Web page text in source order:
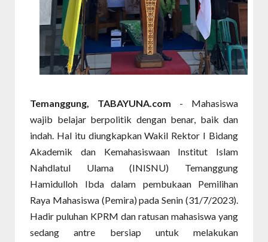
Temanggung, TABAYUNA.com - Mahasiswa
wajib belajar berpolitik dengan benar, baik dan
indah. Hal itu diungkapkan Wakil Rektor I Bidang
Akademik dan Kemahasiswaan Institut Islam
Nahdlatul Ulama (INISNU) Temanggung
Hamidulloh Ibda dalam pembukaan Pemilihan
Raya Mahasiswa (Pemira) pada Senin (31/7/2023).
Hadir puluhan KPRM dan ratusan mahasiswa yang
sedang antre bersiap untuk melakukan